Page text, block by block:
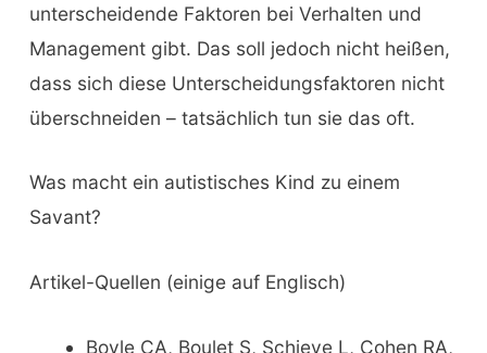
unterscheidende Faktoren bei Verhalten und
Management gibt. Das soll jedoch nicht heißen,
dass sich diese Unterscheidungsfaktoren nicht
überschneiden – tatsächlich tun sie das oft.
Was macht ein autistisches Kind zu einem
Savant?
Artikel-Quellen (einige auf Englisch)
Boyle CA, Boulet S, Schieve L, Cohen RA,